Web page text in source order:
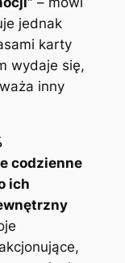
jednak
karty
wydaje się,
inny
codzienne
ich